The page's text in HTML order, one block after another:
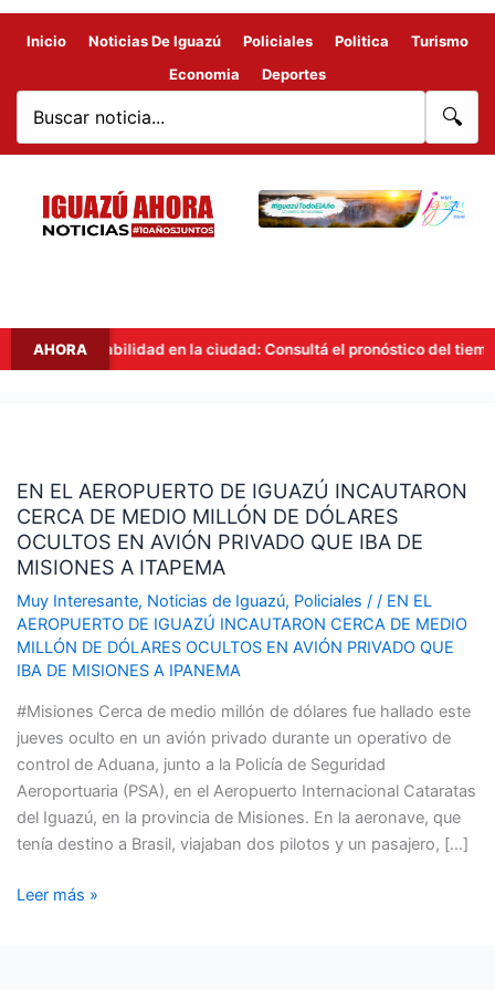
Inicio Noticias De Iguazú Policiales Politica
Turismo
Economia
Deportes
🔍
AHORA
Inestabilidad en la ciudad: Consultá el pronóstico del tiempo en
EN EL AEROPUERTO DE IGUAZÚ INCAUTARON
CERCA DE MEDIO MILLÓN DE DÓLARES
OCULTOS EN AVIÓN PRIVADO QUE IBA DE
MISIONES A ITAPEMA
Muy Interesante, Noticias de Iguazú, Policiales / / EN EL
AEROPUERTO DE IGUAZÚ INCAUTARON CERCA DE MEDIO
MILLÓN DE DÓLARES OCULTOS EN AVIÓN PRIVADO QUE
IBA DE MISIONES A IPANEMA
#Misiones Cerca de medio millón de dólares fue hallado este
jueves oculto en un avión privado durante un operativo de
control de Aduana, junto a la Policía de Seguridad
Aeroportuaria (PSA), en el Aeropuerto Internacional Cataratas
del Iguazú, en la provincia de Misiones. En la aeronave, que
tenía destino a Brasil, viajaban dos pilotos y un pasajero, […]
AEROPUERTO
DE
IGUAZÚ
INCAUTARON
CERCA
DE
MEDIO
MILLÓN
DE
DÓLARES
OCULTOS
EN
AVIÓN
PRIVADO
IBA
Leer más »